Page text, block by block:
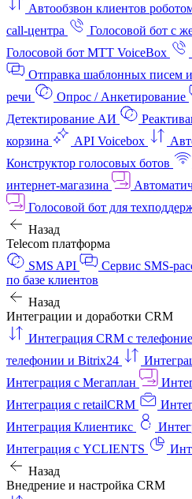
Автообзвон клиентов
call-центра
Голосовой бот с
Голосовой бот МТТ VoiceBox
Отправка шаблонных писем
речи
Опрос / Анкетирование
Детектирование АИ
корзина
API Voicebox
Конструктор голосовых ботов
интернет‑магазина
Голосовой бот для
Назад
Telecom платформа
SMS API
Сервис SMS-
по базе клиентов
Назад
Интеграции и доработки CRM
Интеграция CRM с
телефонии и Bitrix24
Интеграция с Мегаплан
Интеграция с retailCRM
Интеграция Клиентикс
Интеграция с YCLIENTS
Назад
Внедрение и настройка CRM